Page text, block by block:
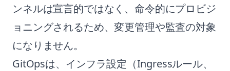
ンネルは宣言的ではなく、命令的にプロビジ
ョニングされるため、変更管理や監査の対象
になりません。
GitOpsは、インフラ設定（Ingressルール、